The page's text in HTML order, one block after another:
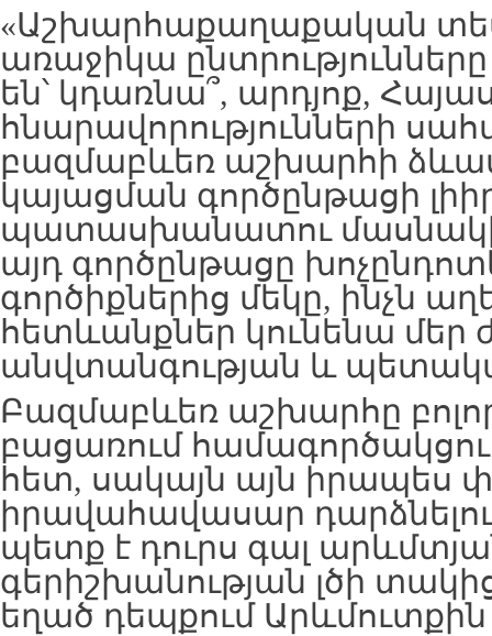
«Աշխարհաքաղաքական
առաջիկա
են՝ կդառնա՞, արդյոք,
հնարավորությունների
բազմաբևեռ աշխարհի
կայացման գործընթացի
պատասխանատու
այդ գործընթացը
գործիքներից մեկը, ինչն
հետևանքներ կունենա մեր
անվտանգության և
Բազմաբևեռ աշխարհը
բացառում
հետ, սակայն այն իրապես
իրավահավասար
պետք է դուրս գալ
գերիշխանության լծի
եղած դեպքում Արևմուտքին